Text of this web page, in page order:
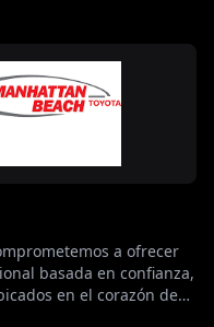
a ofrecer
basada en confianza,
en el corazón de